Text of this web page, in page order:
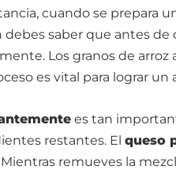
cuando se prepara
saber que antes de
Los granos de
es vital para lograr un
es tan
restantes. El queso
remueves la